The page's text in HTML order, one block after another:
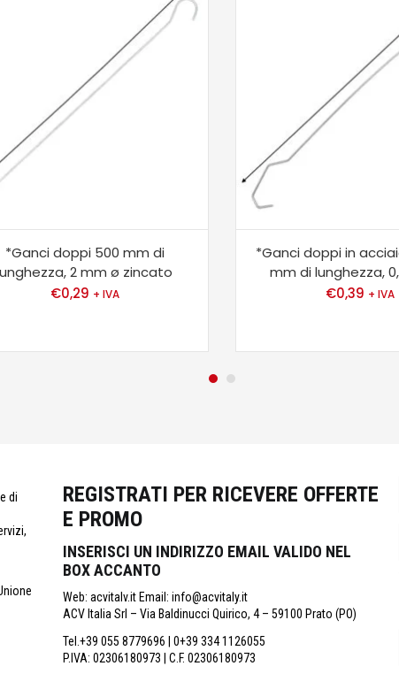
*Ganci doppi 500 mm di
2 mm ø zincato
€0,29 + IVA
*Ganci doppi in
mm di lunghezza,
€0,39 + IVA
di
REGISTRATI PER RICEVERE OFFERTE
E PROMO
INSERISCI UN INDIRIZZO EMAIL VALIDO NEL
BOX ACCANTO
Web: acvitalv.it Email: info@acvitaly.it
ACV Italia Srl – Via Baldinucci Quirico, 4 – 59100 Prato (PO)
Tel.+39 055 8779696 | 0+39 334 1126055
P.IVA: 02306180973 | C.F. 02306180973